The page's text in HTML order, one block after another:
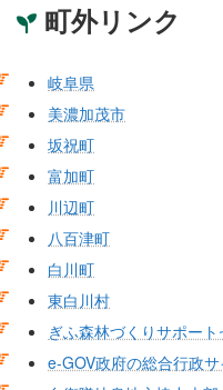
町外リンク
岐阜県
美濃加茂市
坂祝町
富加町
川辺町
八百津町
白川町
東白川村
ぎふ森林づくりサポー
e-GOV政府の総合行政サ